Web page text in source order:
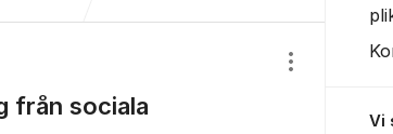
från sociala
Visa/dölj
Vi